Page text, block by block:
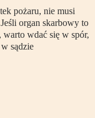
pożaru, nie musi
organ skarbowy to
warto wdać się w spór,
sądzie